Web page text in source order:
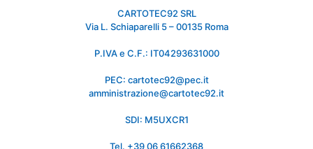
CARTOTEC92 SRL
Via L. Schiaparelli 5 – 00135 Roma
P.IVA e C.F.: IT04293631000
PEC: cartotec92@pec.it
amministrazione@cartotec92.it
SDI: M5UXCR1
Tel. +39 06 61662368